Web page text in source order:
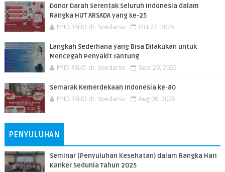
Donor Darah Serentak Seluruh Indonesia dalam
Rangka HUT ARSADA yang ke-25
PPID RSUD dr. Soedarso Oct 27, 2025
Langkah Sederhana yang Bisa Dilakukan untuk
Mencegah Penyakit Jantung
PPID RSUD dr. Soedarso Sept 29, 2025
Semarak Kemerdekaan Indonesia ke-80
PPID RSUD dr. Soedarso Aug 08, 2025
PENYULUHAN
Seminar (Penyuluhan Kesehatan) dalam Rangka Hari
Kanker Sedunia Tahun 2025